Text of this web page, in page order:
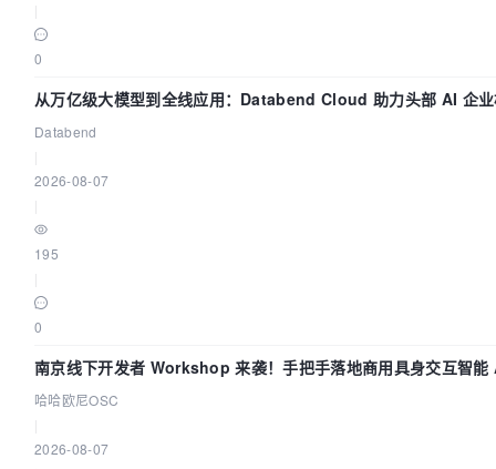
0
从万亿级大模型到全线应用：Databend Cloud 助力头部 AI 企
Databend
2026-08-07
195
0
南京线下开发者 Workshop 来袭！手把手落地商用具身交互智
哈哈欧尼OSC
2026-08-07